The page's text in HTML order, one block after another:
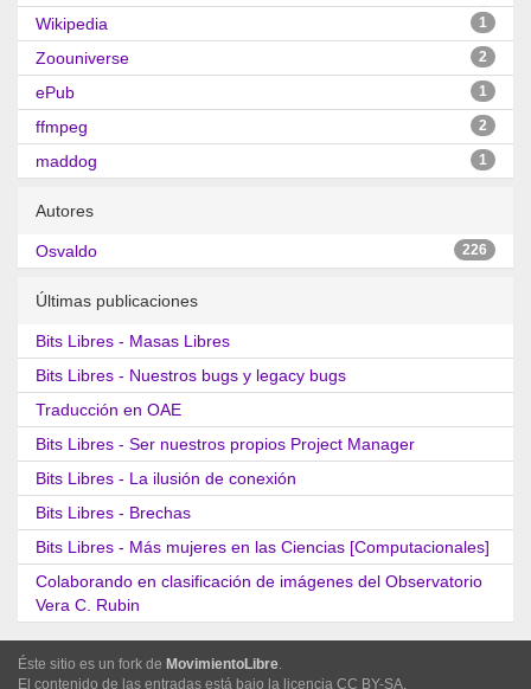
Wikipedia 1
Zoouniverse 2
ePub 1
ffmpeg 2
maddog 1
Autores
Osvaldo 226
Últimas publicaciones
Bits Libres - Masas Libres
Bits Libres - Nuestros bugs y legacy bugs
Traducción en OAE
Bits Libres - Ser nuestros propios Project Manager
Bits Libres - La ilusión de conexión
Bits Libres - Brechas
Bits Libres - Más mujeres en las Ciencias [Computacionales]
Colaborando en clasificación de imágenes del Observatorio
Vera C. Rubin
Éste sitio es un fork de MovimientoLibre.
El contenido de las entradas está bajo la licencia CC BY-SA.